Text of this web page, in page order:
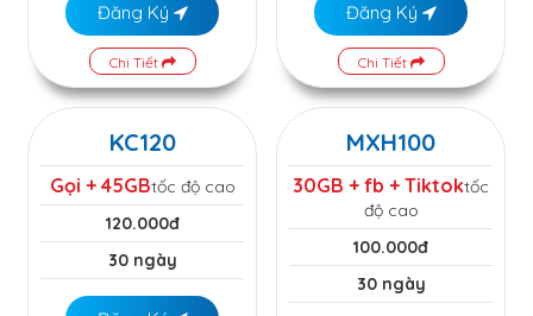
Đăng Ký
Chi Tiết
Đăng Ký
Chi Tiết
KC120
Gọi + 45GBtốc độ cao
120.000đ
30 ngày
MXH100
30GB + fb + Tiktoktốc
độ cao
100.000đ
30 ngày